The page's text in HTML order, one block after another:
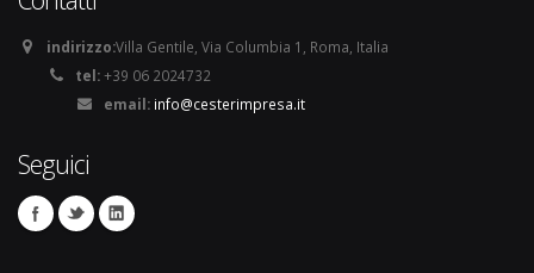
indirizzo:Villa Gentile, Via Columbia 1, Roma, Italia
tel:+39 06 2024732
email: info@cesterimpresa.it
Seguici